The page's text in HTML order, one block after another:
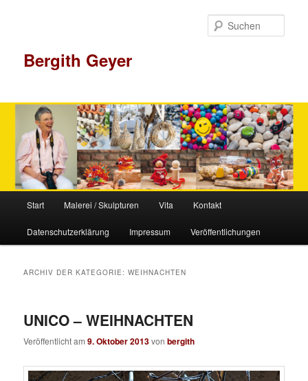
Bergith Geyer
Start Malerei / Skulpturen Vita Kontakt
Datenschutzerklärung Impressum Veröffentlichungen
ARCHIV DER KATEGORIE:WEIHNACHTEN
UNICO – WEIHNACHTEN
Veröffentlicht am9. Oktober 2013vonbergith